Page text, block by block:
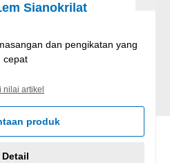
Sianokrilat
dan pengikatan yang
cepat
nilai artikel
produk
Detail